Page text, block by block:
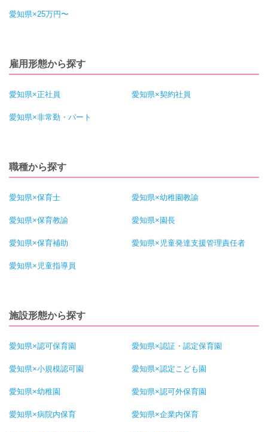
愛知県×25万円〜
雇用形態から探す
愛知県×正社員 愛知県×契約社員
愛知県×非常勤・パート
職種から探す
愛知県×保育士 愛知県×幼稚園教諭
愛知県×保育教諭 愛知県×園長
愛知県×保育補助 愛知県×児童発達支援管理責任者
愛知県×児童指導員
施設形態から探す
愛知県×認可保育園 愛知県×認証・認定保育園
愛知県×小規模認可園 愛知県×認定こども園
愛知県×幼稚園 愛知県×認可外保育園
愛知県×病院内保育 愛知県×企業内保育